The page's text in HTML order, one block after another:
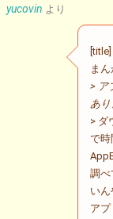
yucovin より
ま
> ア
あり
> ダ
で時
調べ
いん
ア